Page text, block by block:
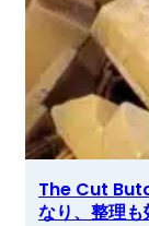
The Cut
なり、整理